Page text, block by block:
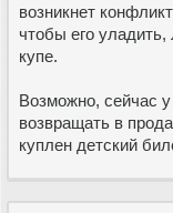
возникнет
чтобы его
купе.
Возможно, сейчас
возвращать в
куплен детский